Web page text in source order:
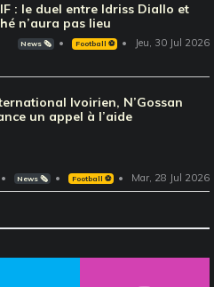
: le duel entre Idriss Diallo et
n’aura pas lieu
News 🗞️ Football ⚽️ Jeu, 30 Jul 2026
Ivoirien, N’Gossan
un appel à l’aide
News 🗞️ Football ⚽️ Mar, 28 Jul 2026